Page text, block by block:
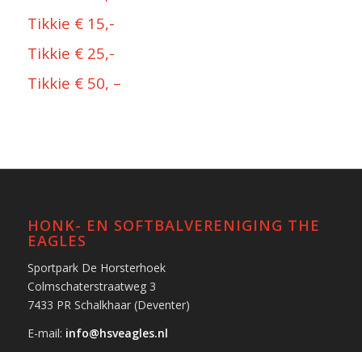
Tikkie € 15,-
Tikkie € 25,-
Tikkie € 50, –
HONK- EN SOFTBALVERENIGING THE
EAGLES
Sportpark De Horsterhoek
Colmschaterstraatweg 3
7433 PR Schalkhaar (Deventer)
E-mail: info@hsveagles.nl